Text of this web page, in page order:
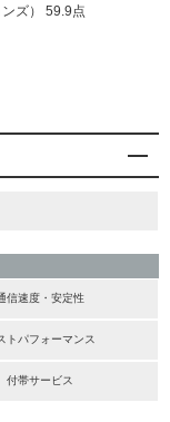
ズ） 59.9点
信速度・安定性
トパフォーマンス
付帯サービス